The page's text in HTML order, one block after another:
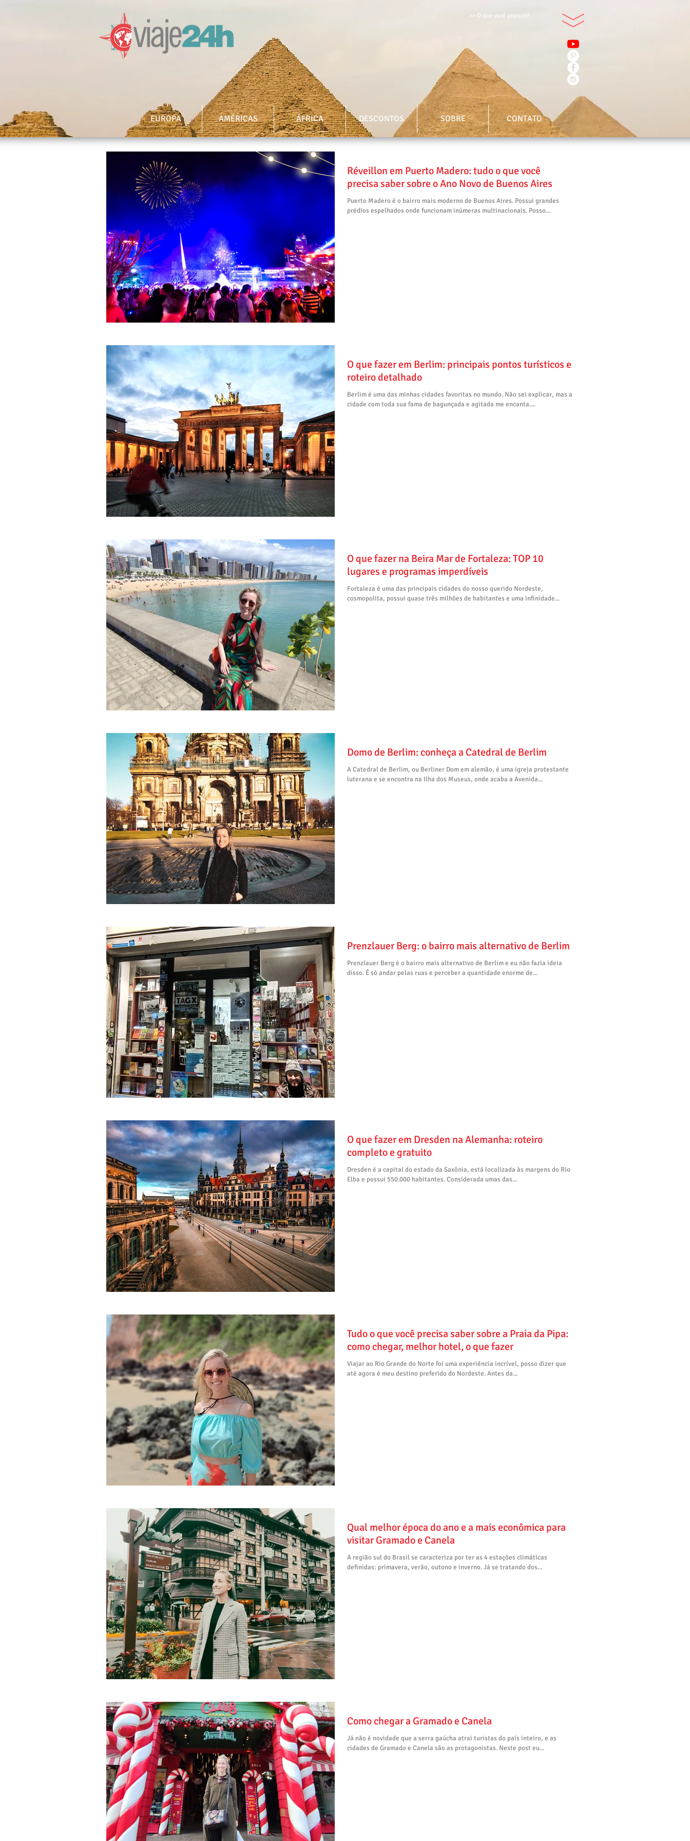
>> O que você procura?
EUROPA AMÉRICAS ÁFRICA DESCONTOS SOBRE CONTATO
Réveillon em Puerto Madero: tudo o que você
precisa saber sobre o Ano Novo de Buenos Aires
Puerto Madero é o bairro mais moderno de Buenos Aires. Possui grandes
prédios espelhados onde funcionam inúmeras multinacionais. Posso...
O que fazer em Berlim: principais pontos turísticos e
roteiro detalhado
Berlim é uma das minhas cidades favoritas no mundo. Não sei explicar, mas a
cidade com toda sua fama de bagunçada e agitada me encanta....
O que fazer na Beira Mar de Fortaleza: TOP 10
lugares e programas imperdíveis
Fortaleza é uma das principais cidades do nosso querido Nordeste,
cosmopolita, possui quase três milhões de habitantes e uma infinidade...
Domo de Berlim: conheça a Catedral de Berlim
A Catedral de Berlim, ou Berliner Dom em alemão, é uma igreja protestante
luterana e se encontra na Ilha dos Museus, onde acaba a Avenida...
Prenzlauer Berg: o bairro mais alternativo de Berlim
Prenzlauer Berg é o bairro mais alternativo de Berlim e eu não fazia ideia
disso. É só andar pelas ruas e perceber a quantidade enorme de...
O que fazer em Dresden na Alemanha: roteiro
completo e gratuito
Dresden é a capital do estado da Saxônia, está localizada às margens do Rio
Elba e possui 550.000 habitantes. Considerada umas das...
Tudo o que você precisa saber sobre a Praia da Pipa:
como chegar, melhor hotel, o que fazer
Viajar ao Rio Grande do Norte foi uma experiência incrível, posso dizer que
até agora é meu destino preferido do Nordeste. Antes da...
Qual melhor época do ano e a mais econômica para
visitar Gramado e Canela
A região sul do Brasil se caracteriza por ter as 4 estações climáticas
definidas: primavera, verão, outono e inverno. Já se tratando dos...
Como chegar a Gramado e Canela
Já não é novidade que a serra gaúcha atrai turistas do país inteiro, e as
cidades de Gramado e Canela são as protagonistas. Neste post eu...